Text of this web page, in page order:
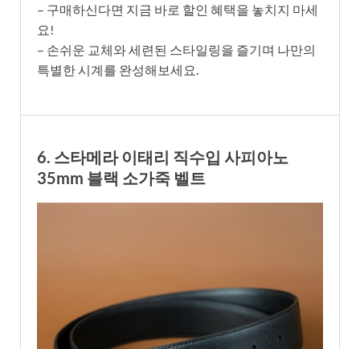
– 구매하신다면 지금 바로 할인 혜택을 놓치지 마세
요!
– 손쉬운 교체와 세련된 스타일링을 즐기며 나만의
특별한 시계를 완성해보세요.
6. 스타메라 이태리 직수입 사피아노
35mm 블랙 소가죽 벨트